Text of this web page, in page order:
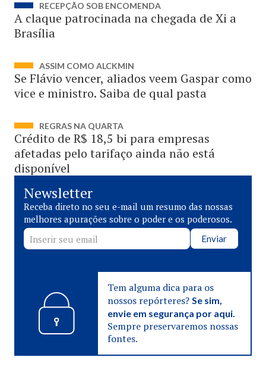
RECEPÇÃO SOB ENCOMENDA
A claque patrocinada na chegada de Xi a
Brasília
ASSIM COMO ALCKMIN
Se Flávio vencer, aliados veem Gaspar como
vice e ministro. Saiba de qual pasta
REGRAS NA QUARTA
Crédito de R$ 18,5 bi para empresas
afetadas pelo tarifaço ainda não está
disponível
Newsletter
Receba direto no seu e-mail um resumo das nossas
melhores apurações sobre o poder e os poderosos.
Enviar
Tem alguma dica para os
nossos repórteres? Se sim,
envie em segurança por aqui.
Sempre preservaremos nossas
fontes.